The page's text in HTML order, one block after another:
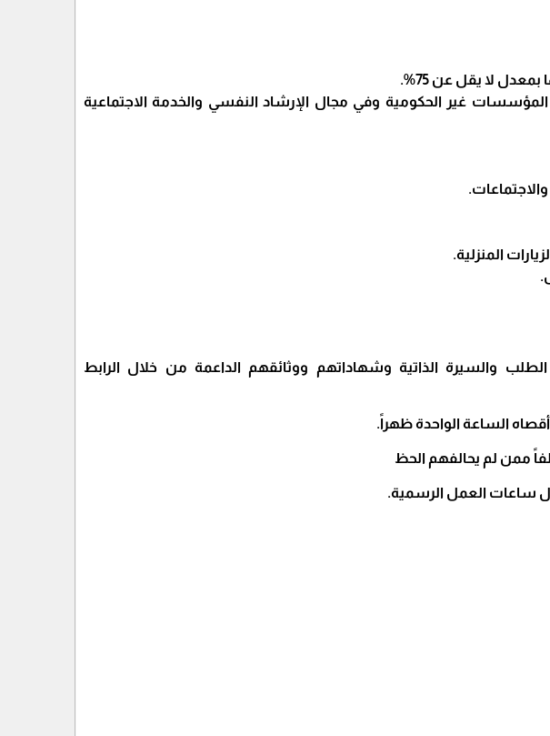
لا يقل عن 75%.
في المؤسسات غير الحكومية وفي مجال الإرشاد النفسي والخدمة الاجتماعية
المنزلية.
والسيرة الذاتية وشهاداتهم ووثائقهم الداعمة من خلال الرابط
ممن لم يحالفهم الحظ